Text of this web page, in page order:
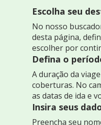
Escolha seu
No nosso
desta página,
escolher por
Defina o
A duração da
coberturas. No
as datas de ida e
Insira seus
Preencha seu